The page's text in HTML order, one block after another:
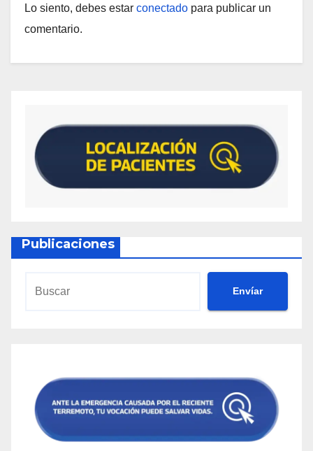
Lo siento, debes estar conectado para publicar un
comentario.
Publicaciones
Envíar